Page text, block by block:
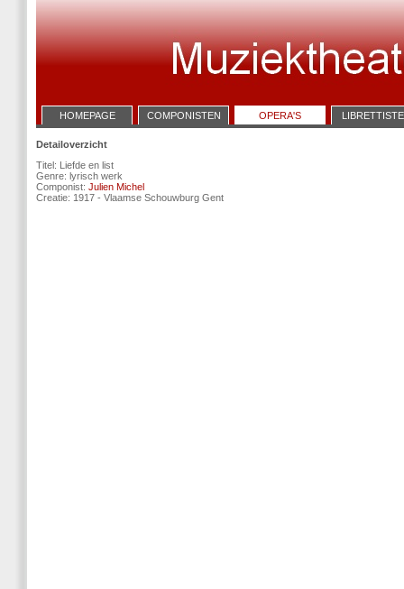
HOMEPAGE COMPONISTEN OPERA'S
Detailoverzicht
Titel: Liefde en list
Genre: lyrisch werk
Componist: Julien Michel
Creatie: 1917 - Vlaamse Schouwburg Gent